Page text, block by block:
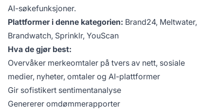
AI-søkefunksjoner.
Plattformer i denne kategorien: Brand24, Meltwater,
Brandwatch, Sprinklr, YouScan
Hva de gjør best:
Overvåker merkeomtaler på tvers av nett, sosiale
medier, nyheter, omtaler og AI-plattformer
Gir sofistikert sentimentanalyse
Genererer omdømmerapporter